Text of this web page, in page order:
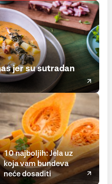
jer su sutradan
10 najboljih: Jela uz
koja vam bundeva
neće dosaditi